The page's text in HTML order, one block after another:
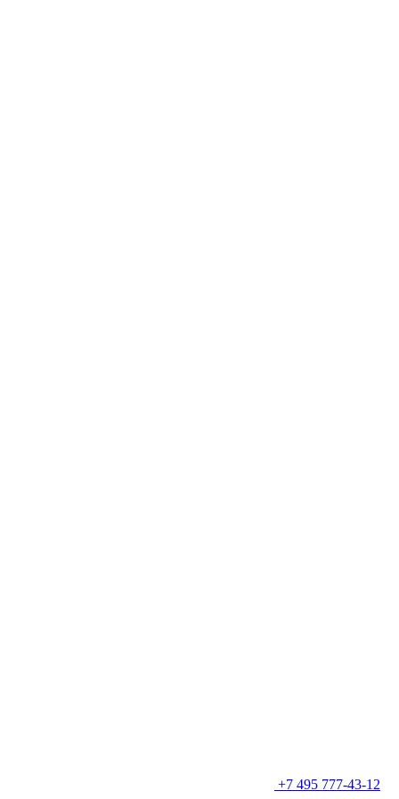
+7 495 777-43-12